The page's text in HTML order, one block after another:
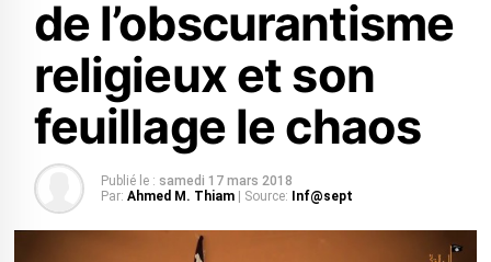
de l’obscurantisme
religieux et son
feuillage le chaos
Publié le : samedi 17 mars 2018
Par: Ahmed M. Thiam | Source: Inf@sept